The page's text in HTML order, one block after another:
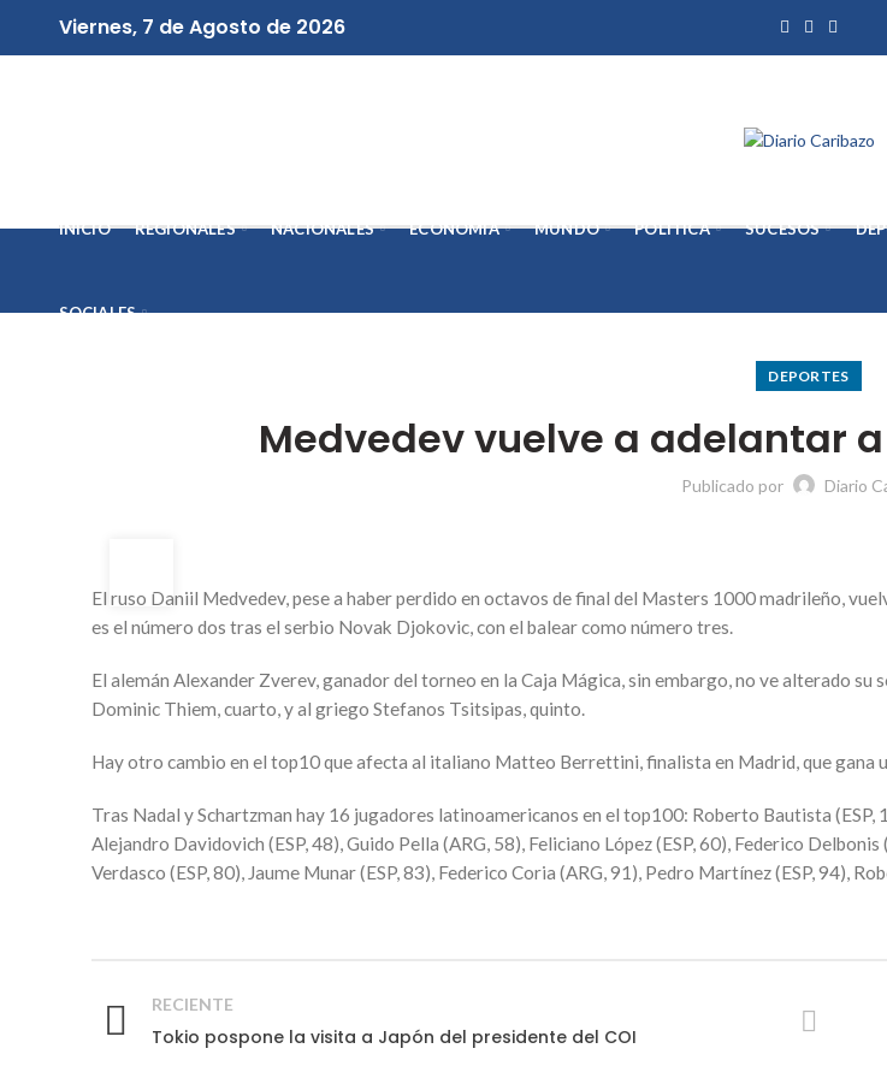
Viernes, 7 de Agosto de 2026
INICIO REGIONALES NACIONALES ECONOMÍA MUNDO POLÍTICA SUCESOS
SOCIALES
DEPORTES
Medvedev vuelve a adelantar
Publicado por Diario
MAY
El ruso Daniil Medvedev, pese a haber perdido en octavos de final del Masters 1000 madrileño,
es el número dos tras el serbio Novak Djokovic, con el balear como número tres.
El alemán Alexander Zverev, ganador del torneo en la Caja Mágica, sin embargo, no ve alterado
Dominic Thiem, cuarto, y al griego Stefanos Tsitsipas, quinto.
Hay otro cambio en el top10 que afecta al italiano Matteo Berrettini, finalista en Madrid, que
Tras Nadal y Schartzman hay 16 jugadores latinoamericanos en el top100: Roberto Bautista (ESP,
Alejandro Davidovich (ESP, 48), Guido Pella (ARG, 58), Feliciano López (ESP, 60), Federico
Verdasco (ESP, 80), Jaume Munar (ESP, 83), Federico Coria (ARG, 91), Pedro Martínez (ESP, 94),
RECIENTE
Tokio pospone la visita a Japón del presidente del COI